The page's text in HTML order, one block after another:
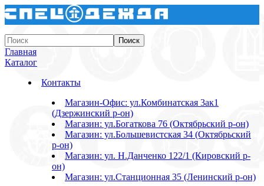
Главная
Каталог
Контакты
Магазин-Офис: ул.Комбинатская 3ак1
(Дзержинский р-он)
Магазин: ул.Богаткова 76 (Октябрьский р-он)
Магазин: ул.Большевистская 34 (Октябрьский
р-он)
Магазин: ул. Н.Данченко 122/1 (Кировский р-
он)
Магазин: ул.Станционная 35 (Ленинский р-он)